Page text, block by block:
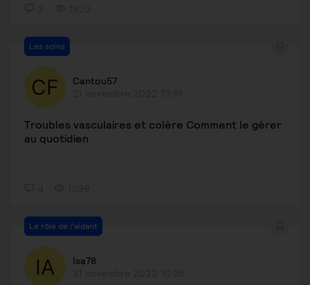
Les soins
Cantou57
Troubles vasculaires et colère Comment le gérer
au quotidien
Le rôle de l'aidant
Isa78